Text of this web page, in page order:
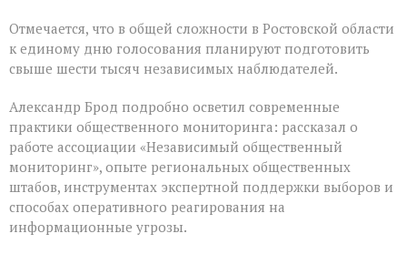
Отмечается, что в общей сложности в Ростовской области
к единому дню голосования планируют подготовить
свыше шести тысяч независимых наблюдателей.
Александр Брод подробно осветил современные
практики общественного мониторинга: рассказал о
работе ассоциации «Независимый общественный
мониторинг», опыте региональных общественных
штабов, инструментах экспертной поддержки выборов и
способах оперативного реагирования на
информационные угрозы.